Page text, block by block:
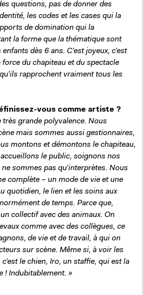
questions, pas de donner des
les codes et les cases qui la
de domination qui la
la forme que la thématique sont
dès 6 ans. C’est joyeux, c’est
du chapiteau et du spectacle
rapprochent vraiment tous les
vous comme artiste ?
très grande polyvalence. Nous
mais sommes aussi gestionnaires,
montons et démontons le chapiteau,
le public, soignons nos
sommes pas qu’interprètes. Nous
complète – un mode de vie et une
quotidien, le lien et les soins aux
de temps. Parce que,
un collectif avec des animaux. On
comme avec des collègues, ce
de vie et de travail, à qui on
sur scène. Même si, à voir les
le chien, Iro, un staffie, qui est la
! Indubitablement. »